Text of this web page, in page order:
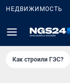
НЕДВИЖИМОСТЬ
Как строили ГЭС?